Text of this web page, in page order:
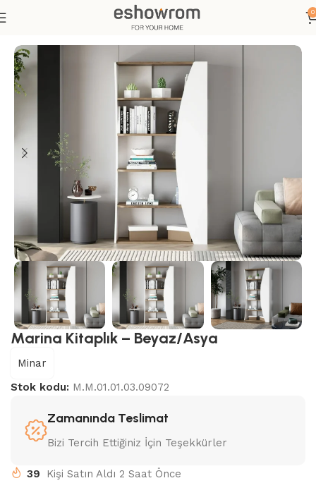
0
Oturma Odası Kitaplık
Marina Kitaplık – Beyaz/Asya
Minar
Stok kodu: M.M.01.01.03.09072
Zamanında Teslimat
Bizi Tercih Ettiğiniz İçin Teşekkürler
39
Kişi Satın Aldı 2 Saat Önce